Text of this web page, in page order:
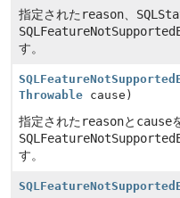
指定された reason
す。
Throwable cause)
指定された reasonと cause
す。